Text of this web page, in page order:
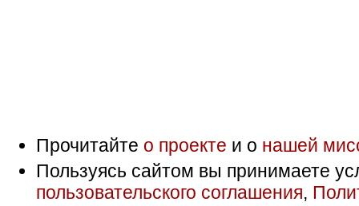
Прочитайте о проекте и о нашей
Пользуясь сайтом вы принимаете
пользовательского соглашения,